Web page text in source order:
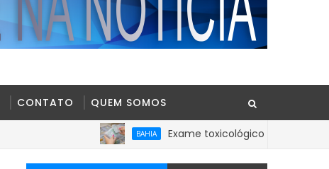
CONTATO QUEM SOMOS
BAHIA Exame toxicológico passa a ser